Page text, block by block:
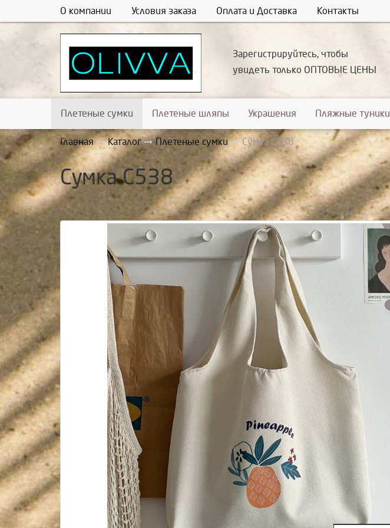
О компании Условия заказа Оплата и Доставка Контакты
Зарегистрируйтесь, чтобы
увидеть только ОПТОВЫЕ ЦЕНЫ
Плетеные сумки Плетеные шляпы Украшения Пляжные туники
Главная Каталог Плетеные сумки Сумка С538
Сумка С538